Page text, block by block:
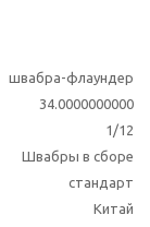
швабра-флаундер
34.0000000000
1/12
Швабры в сборе
стандарт
Китай